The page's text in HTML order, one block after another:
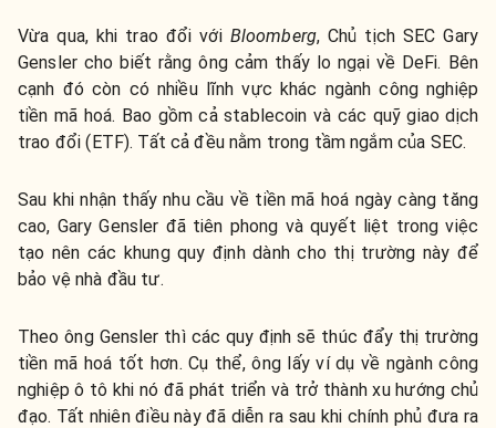
Vừa qua, khi trao đổi với Bloomberg, Chủ tịch SEC Gary
Gensler cho biết rằng ông cảm thấy lo ngại về DeFi. Bên
cạnh đó còn có nhiều lĩnh vực khác ngành công nghiệp
tiền mã hoá. Bao gồm cả stablecoin và các quỹ giao dịch
trao đổi (ETF). Tất cả đều nằm trong tầm ngắm của SEC.
Sau khi nhận thấy nhu cầu về tiền mã hoá ngày càng tăng
cao, Gary Gensler đã tiên phong và quyết liệt trong việc
tạo nên các khung quy định dành cho thị trường này để
bảo vệ nhà đầu tư.
Theo ông Gensler thì các quy định sẽ thúc đẩy thị trường
tiền mã hoá tốt hơn. Cụ thể, ông lấy ví dụ về ngành công
nghiệp ô tô khi nó đã phát triển và trở thành xu hướng chủ
đạo. Tất nhiên điều này đã diễn ra sau khi chính phủ đưa ra